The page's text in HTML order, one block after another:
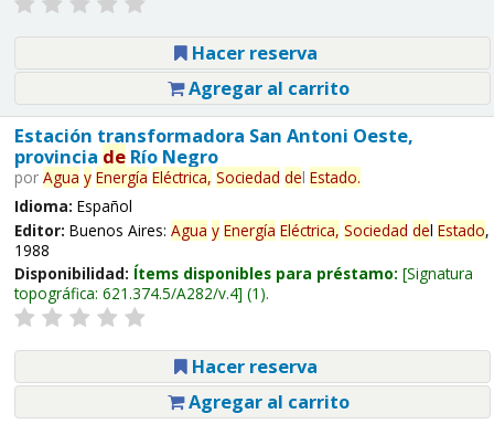
Hacer reserva
Agregar al carrito
Estación transformadora San Antoni Oeste,
provincia deRío Negro
por Agua y Energía Eléctrica, Sociedad del Estado.
Idioma: Español
Editor: Buenos Aires: Agua y Energía Eléctrica, Sociedad del Estado,
1988
Disponibilidad: Ítems disponibles para préstamo: Signatura
topográfica: 621.374.5/A282/v.4 (1).
Hacer reserva
Agregar al carrito